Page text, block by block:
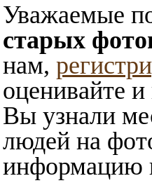
Уважаемые
старых
нам,
оценивайте
Вы узнали
людей на
информацию